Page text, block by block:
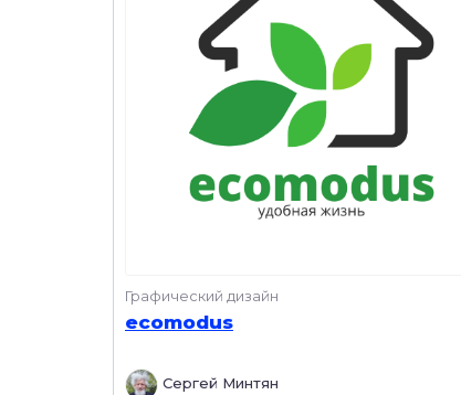
Графический дизайн
ecomodus
Сергей Минтян